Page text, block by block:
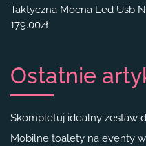
Taktyczna Mocna Led Usb
179.00zł
Ostatnie
Skompletuj idealny zestaw
Mobilne toalety na eventy